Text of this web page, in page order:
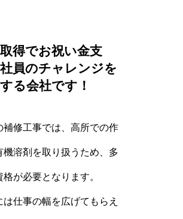
得でお祝い金支
員のチャレンジを
る会社です！
補修工事では、高所での作
機溶剤を取り扱うため、多
格が必要となります。
は仕事の幅を広げてもらえ